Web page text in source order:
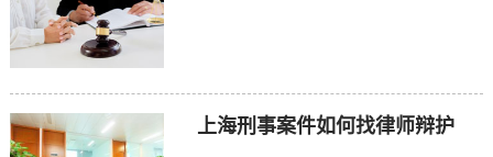
上海刑事案件如何找律师辩护